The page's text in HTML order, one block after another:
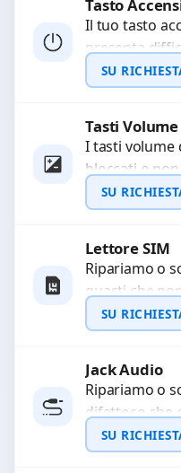
Tasto
Il tuo tasto
presenta
sostituzione
SU
Tasti Volume
I tasti volume
bloccati o
servizio di
con ricambi...
SU
Lettore SIM
Ripariamo o
guasti che
ricambi testati
SU
Jack Audio
Ripariamo o
difettoso che
sonora o
e accessori....
SU